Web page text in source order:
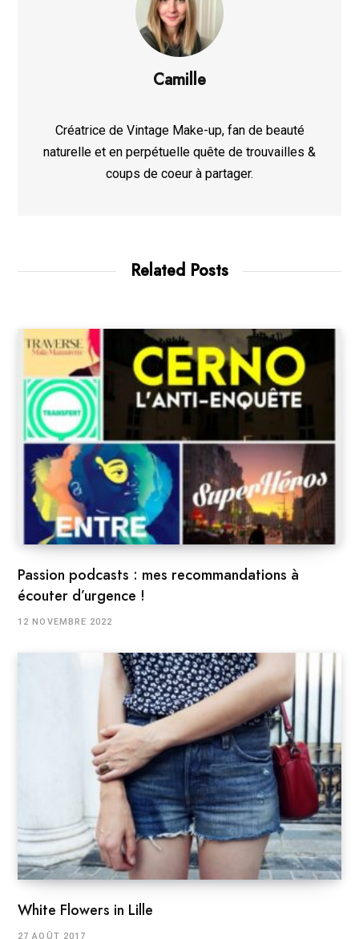
Camille
Créatrice de Vintage Make-up, fan de beauté
naturelle et en perpétuelle quête de trouvailles &
coups de coeur à partager.
Related Posts
Passion podcasts : mes recommandations à
écouter d’urgence !
12 NOVEMBRE 2022
White Flowers in Lille
27 AOÛT 2017